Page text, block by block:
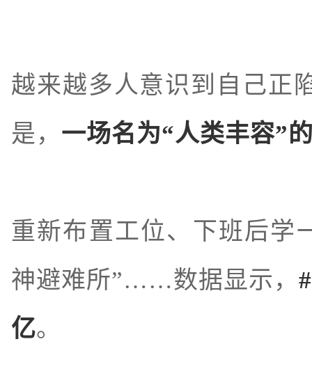
越来越多人意识到自己正
是， 一场名为“人类丰容”
重新布置工位、下班后学
神避难所”……数据显示，
亿。